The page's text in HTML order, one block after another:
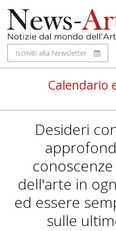
Iscriviti alla Newsletter
Calendario
Desideri
dell'arte in
ed essere
sulle